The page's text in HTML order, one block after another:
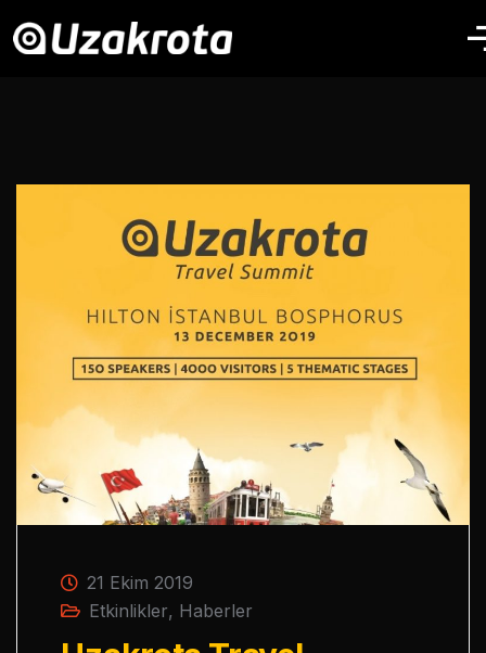
21 Ekim 2019
Etkinlikler, Haberler